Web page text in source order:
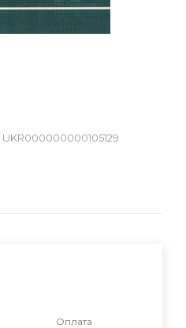
UKR000000000105129
Оплата